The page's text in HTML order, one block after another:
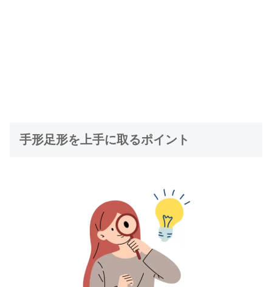
手形足形を上手に取るポイント